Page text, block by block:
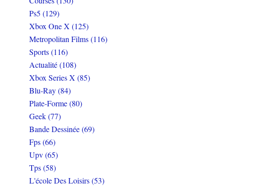
Ps5 (129)
Xbox One X (125)
Metropolitan Films (116)
Sports (116)
Actualité (108)
Xbox Series X (85)
Blu-Ray (84)
Plate-Forme (80)
Geek (77)
Bande Dessinée (69)
Fps (66)
Upv (65)
Tps (58)
L'école Des Loisirs (53)